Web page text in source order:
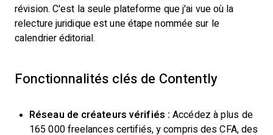
révision. C'est la seule plateforme que j'ai vue où la
relecture juridique est une étape nommée sur le
calendrier éditorial.
Fonctionnalités clés de Contently
Réseau de créateurs vérifiés : Accédez à plus de
165 000 freelances certifiés, y compris des CFA, des